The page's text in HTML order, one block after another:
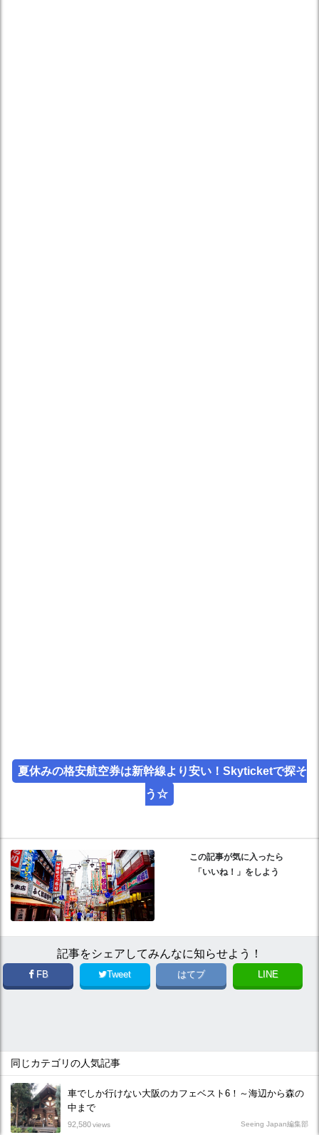
夏休みの格安航空券は新幹線より安い！Skyticketで探そ
う☆
この記事が気に入ったら
「いいね！」をしよう
記事をシェアしてみんなに知らせよう！
FB Tweet はてブ LINE
同じカテゴリの人気記事
車でしか行けない大阪のカフェベスト6！～海辺から森の
中まで
92,580views Seeing Japan編集部